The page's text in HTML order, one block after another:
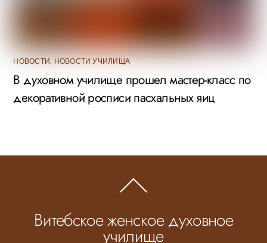
НОВОСТИ, НОВОСТИ УЧИЛИЩА
В духовном училище прошел мастер-класс по
декоративной росписи пасхальных яиц
To
Витебское женское духовное
училище